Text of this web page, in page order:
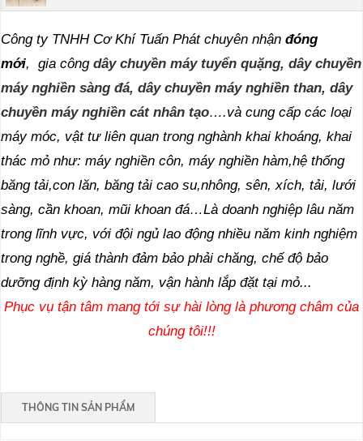
Công ty TNHH Cơ Khí Tuấn Phát chuyên nhận đóng
mới, gia công dây chuyền máy tuyển quặng, dây chuyền
máy nghiền sàng đá, dây chuyền máy nghiền than, dây
chuyền máy nghiền cát nhân tạo….và cung cấp các loại
máy móc, vật tư liên quan trong nghành khai khoáng, khai
thác mỏ như: máy nghiền côn, máy nghiền hàm,hệ thống
băng tải,con lăn, băng tải cao su,nhông, sên, xích, tải, lưới
sàng, cần khoan, mũi khoan đá…Là doanh nghiệp lâu năm
trong lĩnh vực, với đội ngủ lao động nhiều năm kinh nghiệm
trong nghề, giá thành đảm bảo phải chăng, chế độ bảo
dưỡng định kỳ hàng năm, vận hành lắp đặt tại mỏ...
Phục vụ tận tâm mang tới sự hài lòng là phương châm của
chúng tôi!!!
THÔNG TIN SẢN PHẨM